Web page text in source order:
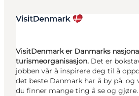
VisitDenmark er Danmarks
turismeorganisasjon. Det er
jobben vår å inspirere deg til å
det beste Danmark har å by på, og
du finner mange ting å se og gjøre.